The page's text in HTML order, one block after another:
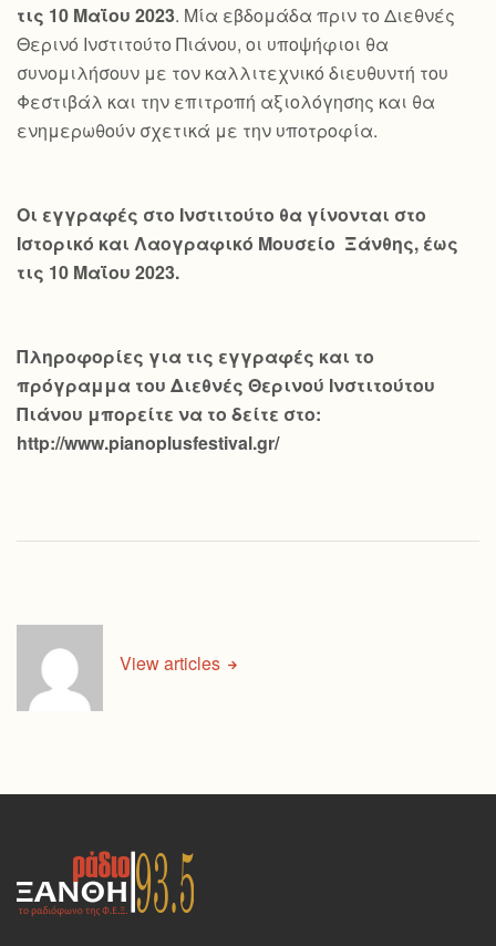
τις 10 Μαΐου 2023. Μία εβδομάδα πριν το Διεθνές
Θερινό Ινστιτούτο Πιάνου, οι υποψήφιοι θα
συνομιλήσουν με τον καλλιτεχνικό διευθυντή του
Φεστιβάλ και την επιτροπή αξιολόγησης και θα
ενημερωθούν σχετικά με την υποτροφία.
Οι εγγραφές στο Ινστιτούτο θα γίνονται στο
Ιστορικό και Λαογραφικό Μουσείο Ξάνθης, έως
τις 10 Μαΐου 2023.
Πληροφορίες για τις εγγραφές και το
πρόγραμμα του Διεθνές Θερινού Ινστιτούτου
Πιάνου μπορείτε να το δείτε στο:
http://www.pianoplusfestival.gr/
View articles